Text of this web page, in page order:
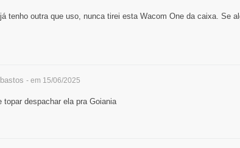
tenho outra que uso, nunca tirei esta Wacom One da caixa. Se
- em 15/06/2025
despachar ela pra Goiania